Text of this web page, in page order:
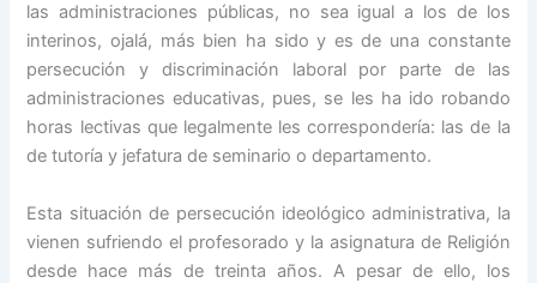
las administraciones públicas, no sea igual a los de los
interinos, ojalá, más bien ha sido y es de una constante
persecución y discriminación laboral por parte de las
administraciones educativas, pues, se les ha ido robando
horas lectivas que legalmente les correspondería: las de la
de tutoría y jefatura de seminario o departamento.
Esta situación de persecución ideológico administrativa, la
vienen sufriendo el profesorado y la asignatura de Religión
desde hace más de treinta años. A pesar de ello, los